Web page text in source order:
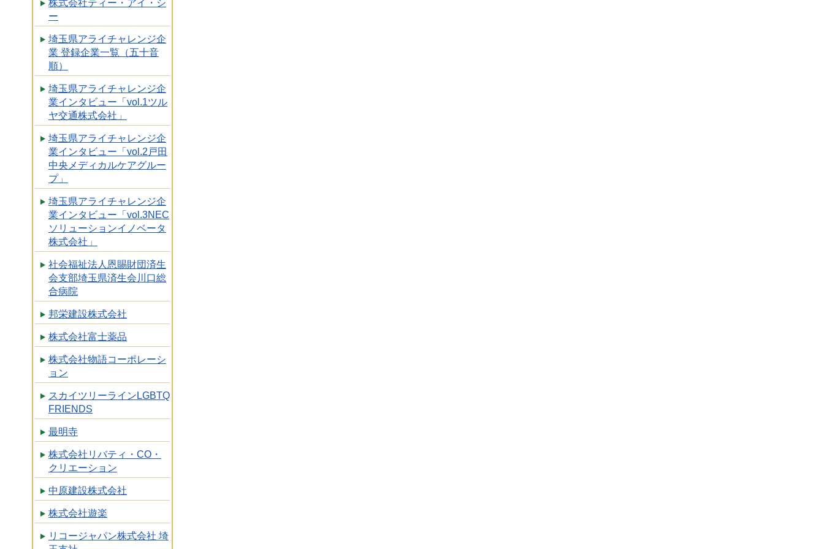
株式会社ティー・アイ・シ
ー
埼玉県アライチャレンジ企
業 登録企業一覧（五十音
順）
埼玉県アライチャレンジ企
業インタビュー「vol.1ツル
ヤ交通株式会社」
埼玉県アライチャレンジ企
業インタビュー「vol.2戸田
中央メディカルケアグルー
プ」
埼玉県アライチャレンジ企
業インタビュー「vol.3NEC
ソリューションイノベータ
株式会社」
社会福祉法人恩賜財団済生
会支部埼玉県済生会川口総
合病院
邦栄建設株式会社
株式会社富士薬品
株式会社物語コーポレーシ
ョン
スカイツリーラインLGBTQ
FRIENDS
最明寺
株式会社リバティ・CO・
クリエーション
中原建設株式会社
株式会社遊楽
リコージャパン株式会社 埼